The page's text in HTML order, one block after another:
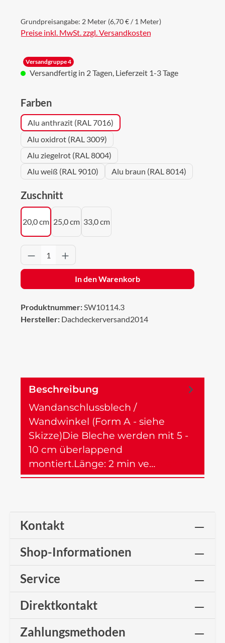
Grundpreisangabe: 2 Meter (6,70 € / 1 Meter)
Preise inkl. MwSt. zzgl. Versandkosten
Versandgruppe 4
Versandfertig in 2 Tagen, Lieferzeit 1-3 Tage
Farbenauswählen
Alu anthrazit (RAL 7016)
Alu oxidrot (RAL 3009)
Alu ziegelrot (RAL 8004)
Alu weiß (RAL 9010)
Alu braun (RAL 8014)
Zuschnitt
20,0 cm 25,0 cm 33,0 cm
Produkt Anzahl: Gib den gewünschten
In den Warenkorb
Produktnummer:SW10114.3
Hersteller: Dachdeckerversand2014
Beschreibung
Wandanschlussblech /
Wandwinkel (Form A - siehe
Skizze)Die Bleche werden mit 5 -
10 cm überlappend
montiert.Länge: 2 min ve…
Kontakt
Shop-Informationen
Service
Direktkontakt
Zahlungsmethoden